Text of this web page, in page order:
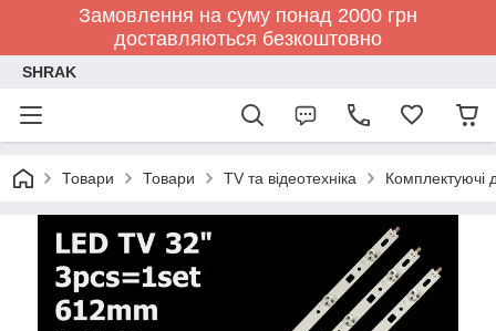
Замовлення на суму понад 2000 грн
доставляються безкоштовно
SHRAK
Товари Товари TV та відеотехніка Комплектуючі